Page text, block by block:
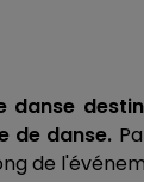
de danse.
de